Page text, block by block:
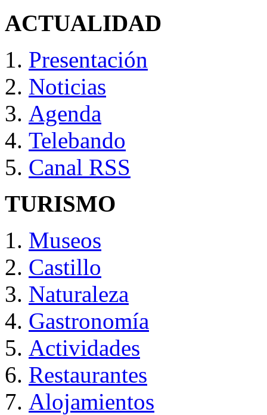
ACTUALIDAD
Presentación
Noticias
Agenda
Telebando
Canal RSS
TURISMO
Museos
Castillo
Naturaleza
Gastronomía
Actividades
Restaurantes
Alojamientos